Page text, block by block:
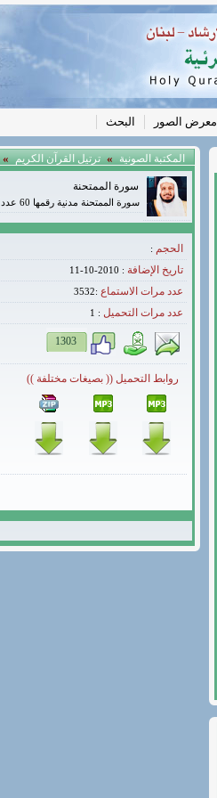
معرض الصور البحث
المكتبة الصونية » ترتيل القرآن الكريم »
سورة الممتحنة
سورة الممتحنة مدنية رقمها 60 عدد آياتها 13
الحجم :
تاريخ الإضافة : 2010-10-11
عدد مرات الاستماع :3532
عدد مرات التحميل :
1
1303
روابط التحميل (( بصيغات مختلفة ))